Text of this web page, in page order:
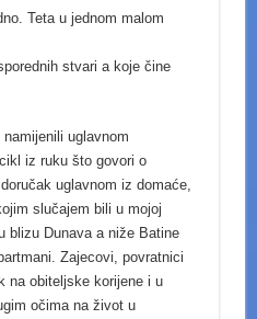
Teta u jednom malom
stvari a koje čine
uglavnom
iz ruku što govori o
uglavnom iz domaće,
slučajem bili u mojoj
blizu Dunava a niže Batine
Zajecovi, povratnici
na obiteljske korijene i u
očima na život u